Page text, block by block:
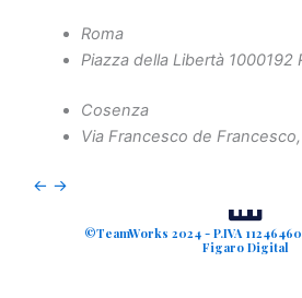
Roma
Piazza della Libertà 1000192
Cosenza
Via Francesco de Francesco,
← →
Crisi d'Impresa
Contenzioso Civile e Arbitrati
Valutazione d'Azienda e
Finanza Agevolata
©TeamWorks 2024 - P.IVA
Figaro Digital